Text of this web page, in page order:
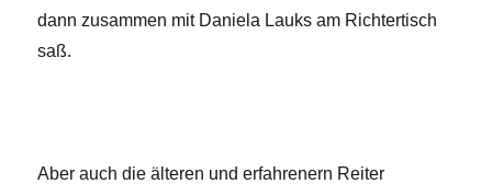
dann zusammen mit Daniela Lauks am Richtertisch
saß.
Aber auch die älteren und erfahrenern Reiter